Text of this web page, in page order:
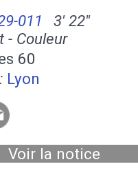
011
3' 22''
- Couleur
60
Lyon
Voir la notice